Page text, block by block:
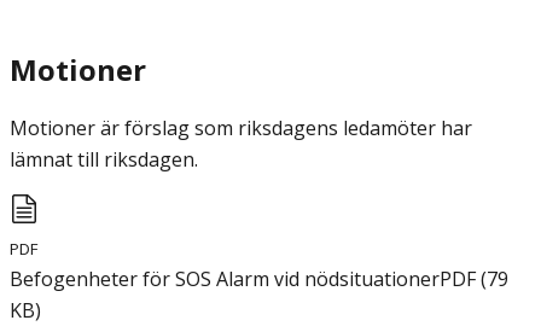
Motioner
Motioner är förslag som riksdagens ledamöter har
lämnat till riksdagen.
PDF
Befogenheter för SOS Alarm vid nödsituationerPDF(79
KB)